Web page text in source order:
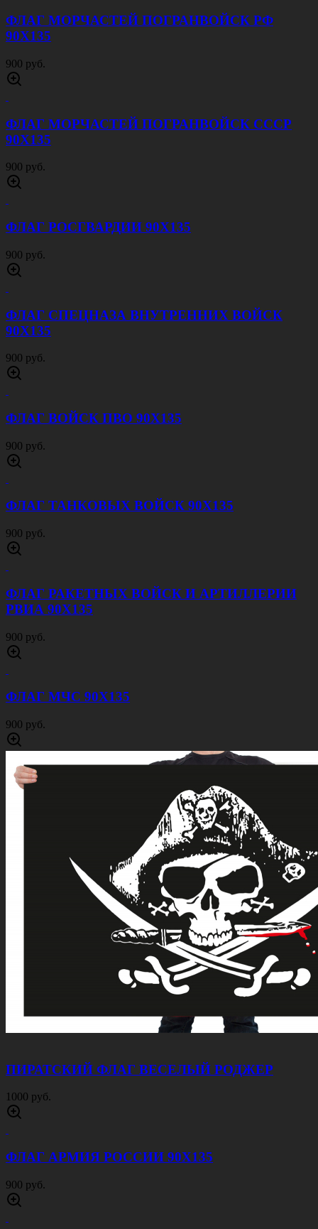
ФЛАГ МОРЧАСТЕЙ ПОГРАНВОЙСК РФ
90Х135
900 руб.
ФЛАГ МОРЧАСТЕЙ ПОГРАНВОЙСК СССР
90Х135
900 руб.
ФЛАГ РОСГВАРДИИ 90Х135
900 руб.
ФЛАГ СПЕЦНАЗА ВНУТРЕННИХ ВОЙСК
90Х135
900 руб.
ФЛАГ ВОЙСК ПВО 90Х135
900 руб.
ФЛАГ ТАНКОВЫХ ВОЙСК 90Х135
900 руб.
ФЛАГ РАКЕТНЫХ ВОЙСК И АРТИЛЛЕРИИ
РВИА 90Х135
900 руб.
ФЛАГ МЧС 90Х135
900 руб.
ПИРАТСКИЙ ФЛАГ ВЕСЕЛЫЙ РОДЖЕР
1000 руб.
ФЛАГ АРМИЯ РОССИИ 90Х135
900 руб.